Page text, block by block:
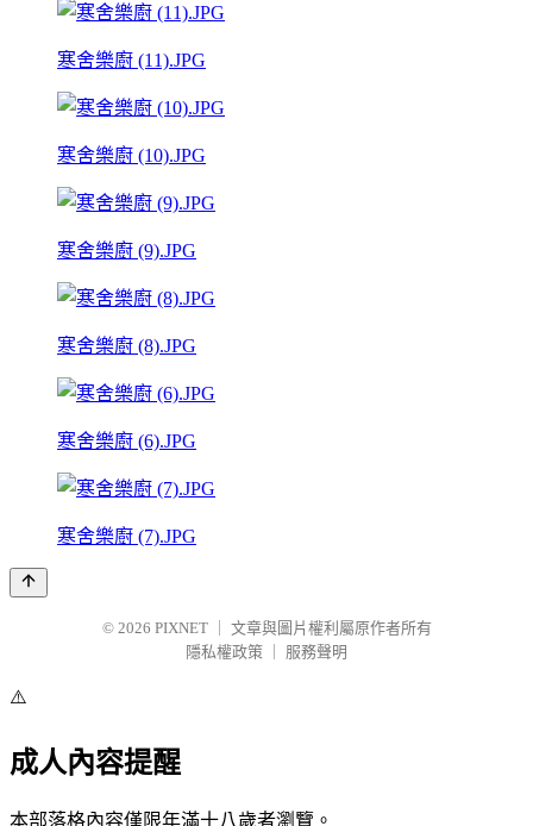
寒舍樂廚 (11).JPG
寒舍樂廚 (10).JPG
寒舍樂廚 (9).JPG
寒舍樂廚 (8).JPG
寒舍樂廚 (6).JPG
寒舍樂廚 (7).JPG
© 2026 PIXNET
文章與圖片權利屬原作者所有
隱私權政策
服務聲明
⚠️
成人內容提醒
本部落格內容僅限年滿十八歲者瀏覽。